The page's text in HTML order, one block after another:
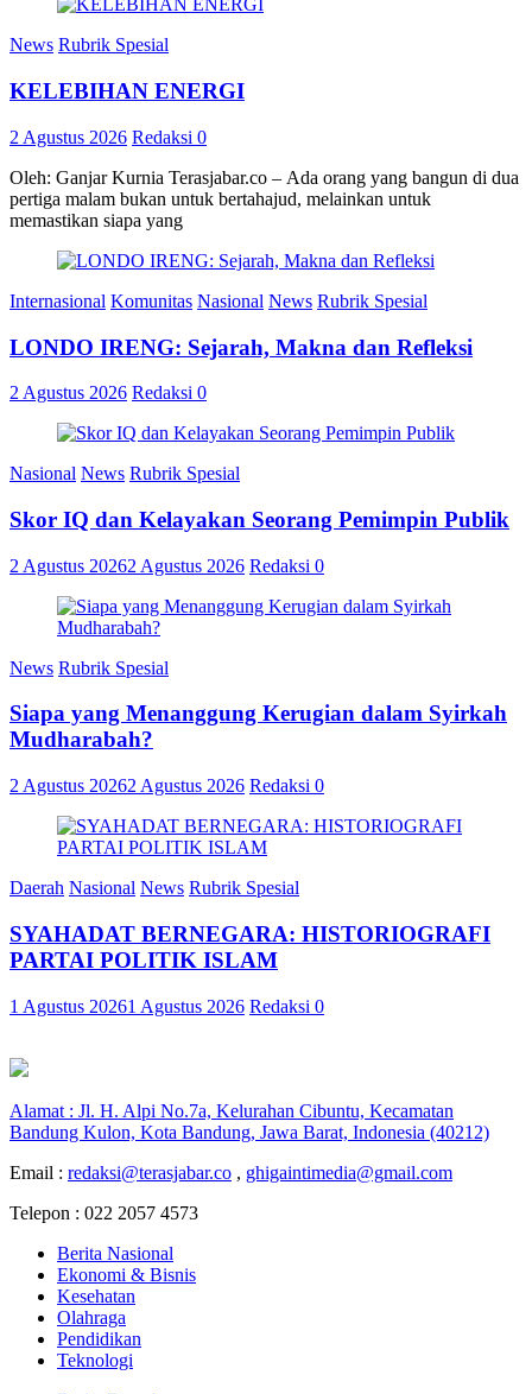
News Rubrik Spesial
KELEBIHAN ENERGI
2 Agustus 2026 Redaksi 0
Oleh: Ganjar Kurnia Terasjabar.co – Ada orang yang bangun di dua
pertiga malam bukan untuk bertahajud, melainkan untuk
memastikan siapa yang
Internasional Komunitas Nasional News Rubrik Spesial
LONDO IRENG: Sejarah, Makna dan Refleksi
2 Agustus 2026 Redaksi 0
Nasional News Rubrik Spesial
Skor IQ dan Kelayakan Seorang Pemimpin Publik
2 Agustus 20262 Agustus 2026 Redaksi 0
News Rubrik Spesial
Siapa yang Menanggung Kerugian dalam Syirkah
Mudharabah?
2 Agustus 20262 Agustus 2026 Redaksi 0
Daerah Nasional News Rubrik Spesial
SYAHADAT BERNEGARA: HISTORIOGRAFI
PARTAI POLITIK ISLAM
1 Agustus 20261 Agustus 2026 Redaksi 0
Alamat : Jl. H. Alpi No.7a, Kelurahan Cibuntu, Kecamatan
Bandung Kulon, Kota Bandung, Jawa Barat, Indonesia (40212)
Email : redaksi@terasjabar.co , ghigaintimedia@gmail.com
Telepon : 022 2057 4573
Berita Nasional
Ekonomi & Bisnis
Kesehatan
Olahraga
Pendidikan
Teknologi